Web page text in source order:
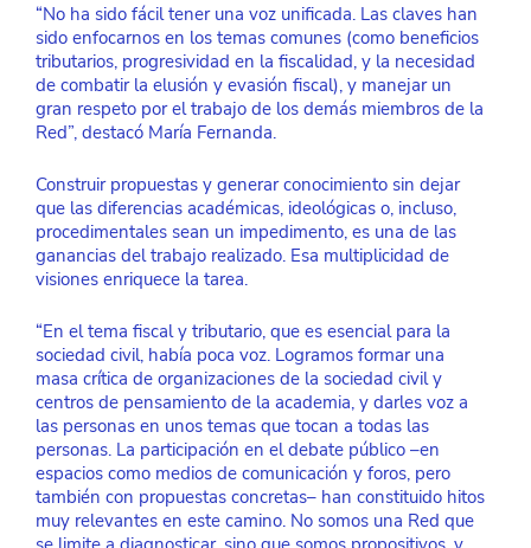
“No ha sido fácil tener una voz unificada. Las claves han
sido enfocarnos en los temas comunes (como beneficios
tributarios, progresividad en la fiscalidad, y la necesidad
de combatir la elusión y evasión fiscal), y manejar un
gran respeto por el trabajo de los demás miembros de la
Red”, destacó María Fernanda.
Construir propuestas y generar conocimiento sin dejar
que las diferencias académicas, ideológicas o, incluso,
procedimentales sean un impedimento, es una de las
ganancias del trabajo realizado. Esa multiplicidad de
visiones enriquece la tarea.
“En el tema fiscal y tributario, que es esencial para la
sociedad civil, había poca voz. Logramos formar una
masa crítica de organizaciones de la sociedad civil y
centros de pensamiento de la academia, y darles voz a
las personas en unos temas que tocan a todas las
personas. La participación en el debate público –en
espacios como medios de comunicación y foros, pero
también con propuestas concretas– han constituido hitos
muy relevantes en este camino. No somos una Red que